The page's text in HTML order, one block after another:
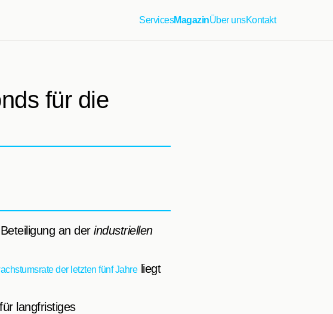
ServicesMagazinÜber unsKontakt
für die
an der industriellen
der letzten fünf Jahreliegt
langfristiges